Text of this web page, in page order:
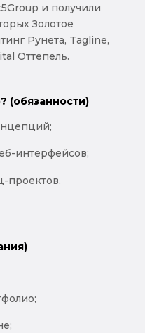
и получили
Золотое
Рунета, Tagline,
Оттепель.
(обязанности)
интерфейсов;
проектов.